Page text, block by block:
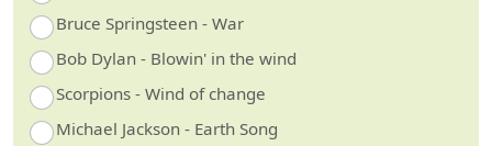
Bruce Springsteen - War
Bob Dylan - Blowin' in the wind
Scorpions - Wind of change
Michael Jackson - Earth Song